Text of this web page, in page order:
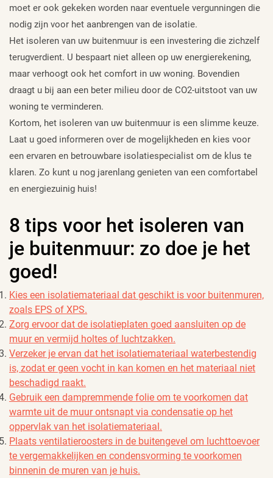
moet er ook gekeken worden naar eventuele vergunningen die
nodig zijn voor het aanbrengen van de isolatie.
Het isoleren van uw buitenmuur is een investering die zichzelf
terugverdient. U bespaart niet alleen op uw energierekening,
maar verhoogt ook het comfort in uw woning. Bovendien
draagt u bij aan een beter milieu door de CO2-uitstoot van uw
woning te verminderen.
Kortom, het isoleren van uw buitenmuur is een slimme keuze.
Laat u goed informeren over de mogelijkheden en kies voor
een ervaren en betrouwbare isolatiespecialist om de klus te
klaren. Zo kunt u nog jarenlang genieten van een comfortabel
en energiezuinig huis!
8 tips voor het isoleren van
je buitenmuur: zo doe je het
goed!
Kies een isolatiemateriaal dat geschikt is voor buitenmuren,
zoals EPS of XPS.
Zorg ervoor dat de isolatieplaten goed aansluiten op de
muur en vermijd holtes of luchtzakken.
Verzeker je ervan dat het isolatiemateriaal waterbestendig
is, zodat er geen vocht in kan komen en het materiaal niet
beschadigd raakt.
Gebruik een dampremmende folie om te voorkomen dat
warmte uit de muur ontsnapt via condensatie op het
oppervlak van het isolatiemateriaal.
Plaats ventilatieroosters in de buitengevel om luchttoevoer
te vergemakkelijken en condensvorming te voorkomen
binnenin de muren van je huis.